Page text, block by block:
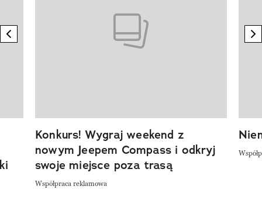
previous element
Konkurs! Wygraj weekend z
nowym Jeepem Compass i odkryj
swoje miejsce poza trasą
Współpraca reklamowa